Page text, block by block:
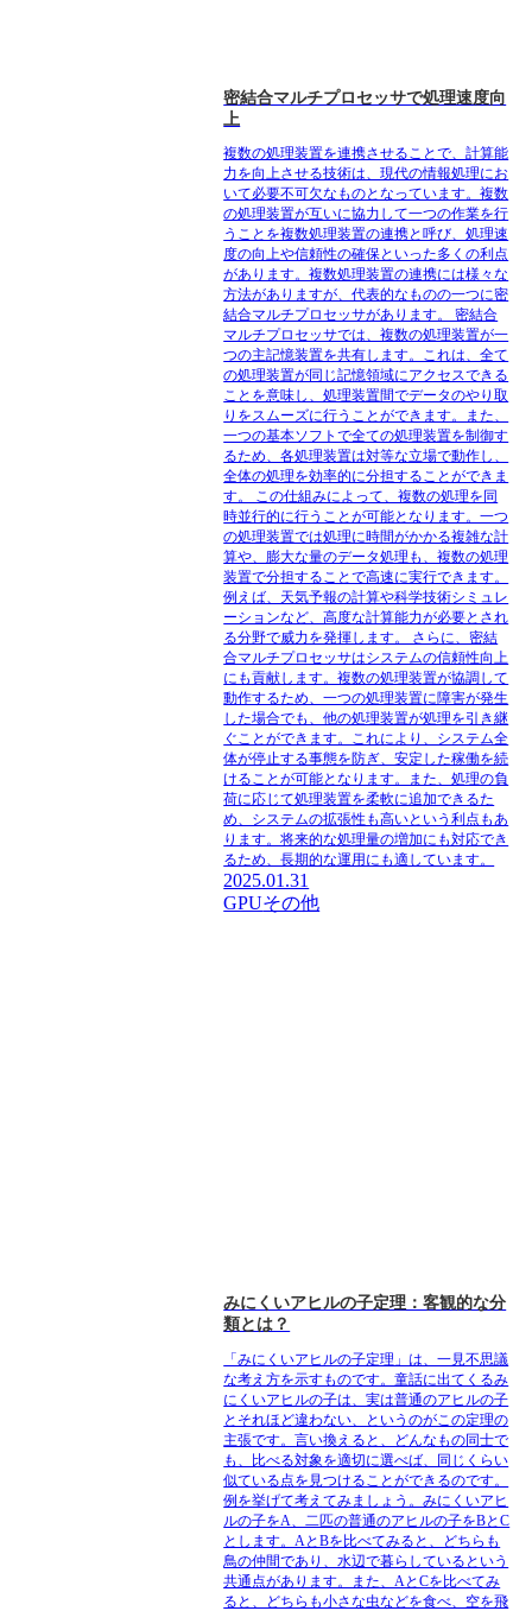
密結合マルチプロセッサで処理速度向
上
複数の処理装置を連携させることで、計算能
力を向上させる技術は、現代の情報処理にお
いて必要不可欠なものとなっています。複数
の処理装置が互いに協力して一つの作業を行
うことを複数処理装置の連携と呼び、処理速
度の向上や信頼性の確保といった多くの利点
があります。複数処理装置の連携には様々な
方法がありますが、代表的なものの一つに密
結合マルチプロセッサがあります。 密結合
マルチプロセッサでは、複数の処理装置が一
つの主記憶装置を共有します。これは、全て
の処理装置が同じ記憶領域にアクセスできる
ことを意味し、処理装置間でデータのやり取
りをスムーズに行うことができます。また、
一つの基本ソフトで全ての処理装置を制御す
るため、各処理装置は対等な立場で動作し、
全体の処理を効率的に分担することができま
す。 この仕組みによって、複数の処理を同
時並行的に行うことが可能となります。一つ
の処理装置では処理に時間がかかる複雑な計
算や、膨大な量のデータ処理も、複数の処理
装置で分担することで高速に実行できます。
例えば、天気予報の計算や科学技術シミュレ
ーションなど、高度な計算能力が必要とされ
る分野で威力を発揮します。 さらに、密結
合マルチプロセッサはシステムの信頼性向上
にも貢献します。複数の処理装置が協調して
動作するため、一つの処理装置に障害が発生
した場合でも、他の処理装置が処理を引き継
ぐことができます。これにより、システム全
体が停止する事態を防ぎ、安定した稼働を続
けることが可能となります。また、処理の負
荷に応じて処理装置を柔軟に追加できるた
め、システムの拡張性も高いという利点もあ
ります。将来的な処理量の増加にも対応でき
るため、長期的な運用にも適しています。
2025.01.31
GPUその他
みにくいアヒルの子定理：客観的な分
類とは？
「みにくいアヒルの子定理」は、一見不思議
な考え方を示すものです。童話に出てくるみ
にくいアヒルの子は、実は普通のアヒルの子
とそれほど違わない、というのがこの定理の
主張です。言い換えると、どんなもの同士で
も、比べる対象を適切に選べば、同じくらい
似ている点を見つけることができるのです。
例を挙げて考えてみましょう。みにくいアヒ
ルの子をA、二匹の普通のアヒルの子をBとC
とします。AとBを比べてみると、どちらも
鳥の仲間であり、水辺で暮らしているという
共通点があります。また、AとCを比べてみ
ると、どちらも小さな虫などを食べ、空を飛